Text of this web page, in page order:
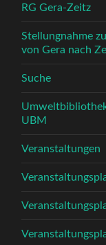
RG Gera-Zeitz
Stellungnahme
von Gera nach
Suche
UBM
Veranstaltungen